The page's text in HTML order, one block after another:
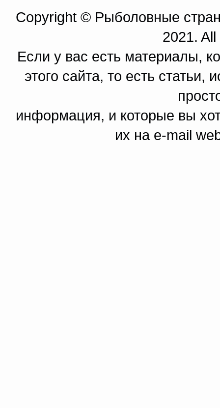
Copyright © Рыболовные
2021.
Если у вас есть материалы,
этого сайта, то есть
информация, и которые вы
их на e-mail